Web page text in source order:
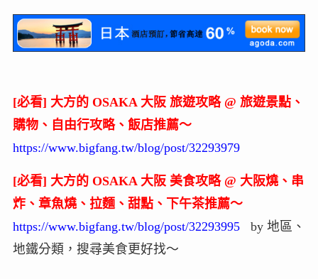
[必看] 大方的 OSAKA 大阪 旅遊攻略 @ 旅遊景點、
購物、自由行攻略、飯店推薦～
https://www.bigfang.tw/blog/post/32293979
[必看] 大方的 OSAKA 大阪 美食攻略 @ 大阪燒、串
炸、章魚燒、拉麵、甜點、下午茶推薦～
https://www.bigfang.tw/blog/post/32293995by 地區、
地鐵分類，搜尋美食更好找～